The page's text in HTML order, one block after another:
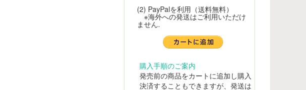
(2) PayPalを利用（送料無料）
※海外への発送はご利用いただけ
ません.
購入手順のご案内
発売前の商品をカートに追加し購入
決済することもできますが、発送は